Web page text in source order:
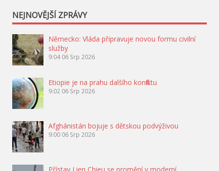
NEJNOVĚJŠÍ ZPRÁVY
Německo: Vláda připravuje novou formu civilní
služby
9:04 06 Srp 2026
Etiopie je na prahu dalšího konfliktu
9:02 06 Srp 2026
Afghánistán bojuje s dětskou podvýživou
9:00 06 Srp 2026